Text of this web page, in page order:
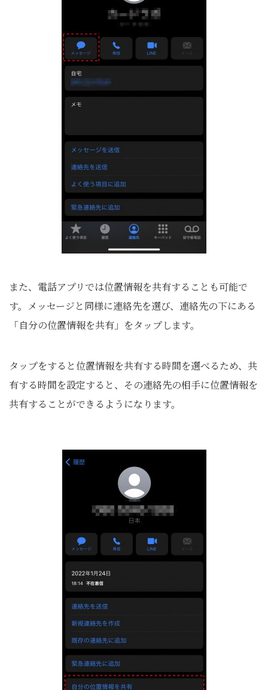
また、電話アプリでは位置情報を共有することも可能で
す。メッセージと同様に連絡先を選び、連絡先の下にある
「自分の位置情報を共有」をタップします。
タップをすると位置情報を共有する時間を選べるため、共
有する時間を設定すると、その連絡先の相手に位置情報を
共有することができるようになります。